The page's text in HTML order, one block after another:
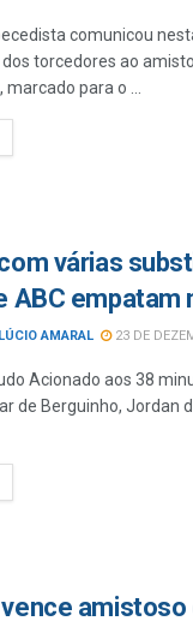
comunicou
torcedores ao
para o ...
várias
ABC empatam
LÚCIO AMARAL 23 DE
Acionado aos 38
de Berguinho, Jordan
amistoso